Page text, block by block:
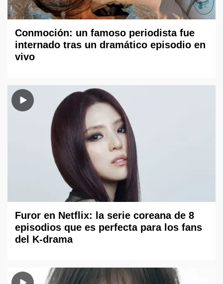
Conmoción: un famoso periodista fue
internado tras un dramático episodio en
vivo
Furor en Netflix: la serie coreana de 8
episodios que es perfecta para los fans
del K-drama